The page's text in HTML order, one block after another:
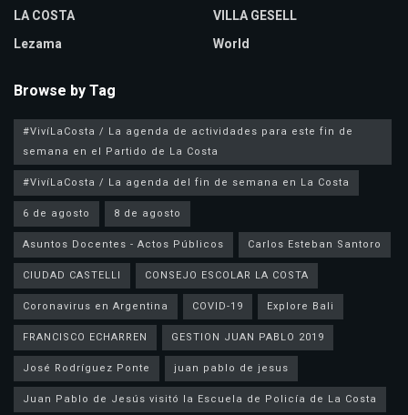
LA COSTA
Lezama
VILLA GESELL
World
Browse by Tag
#VivíLaCosta / La agenda de actividades para este fin de
semana en el Partido de La Costa
#VivíLaCosta / La agenda del fin de semana en La Costa
6 de agosto
8 de agosto
Asuntos Docentes - Actos Públicos
Carlos Esteban Santoro
CIUDAD CASTELLI
CONSEJO ESCOLAR LA COSTA
Coronavirus en Argentina
COVID-19
Explore Bali
FRANCISCO ECHARREN
GESTION JUAN PABLO 2019
José Rodríguez Ponte
juan pablo de jesus